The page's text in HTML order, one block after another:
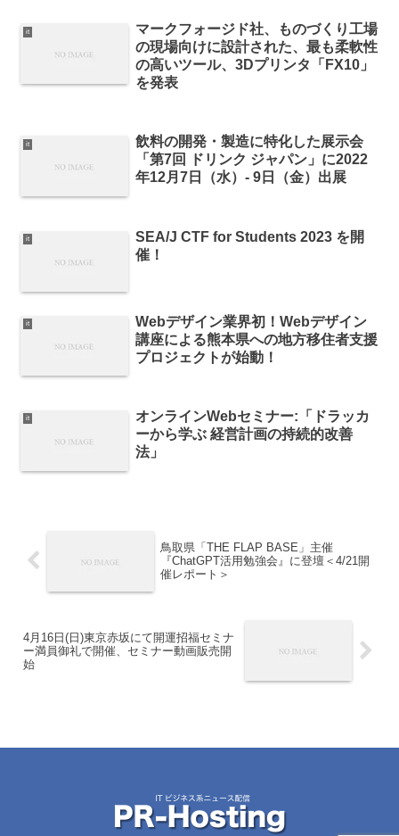
it
マークフォージド社、ものづくり工場
の現場向けに設計された、最も柔軟性
の高いツール、3Dプリンタ「FX10」
を発表
it
飲料の開発・製造に特化した展示会
「第7回 ドリンク ジャパン」に2022
年12月7日（水）- 9日（金）出展
it
SEA/J CTF for Students 2023 を開
催！
it
Webデザイン業界初！Webデザイン
講座による熊本県への地方移住者支援
プロジェクトが始動！
it
オンラインWebセミナー:「ドラッカ
ーから学ぶ 経営計画の持続的改善
法」
鳥取県「THE FLAP BASE」主催
『ChatGPT活用勉強会』に登壇＜4/21開
催レポート＞
4月16日(日)東京赤坂にて開運招福セミナ
ー満員御礼で開催、セミナー動画販売開
始